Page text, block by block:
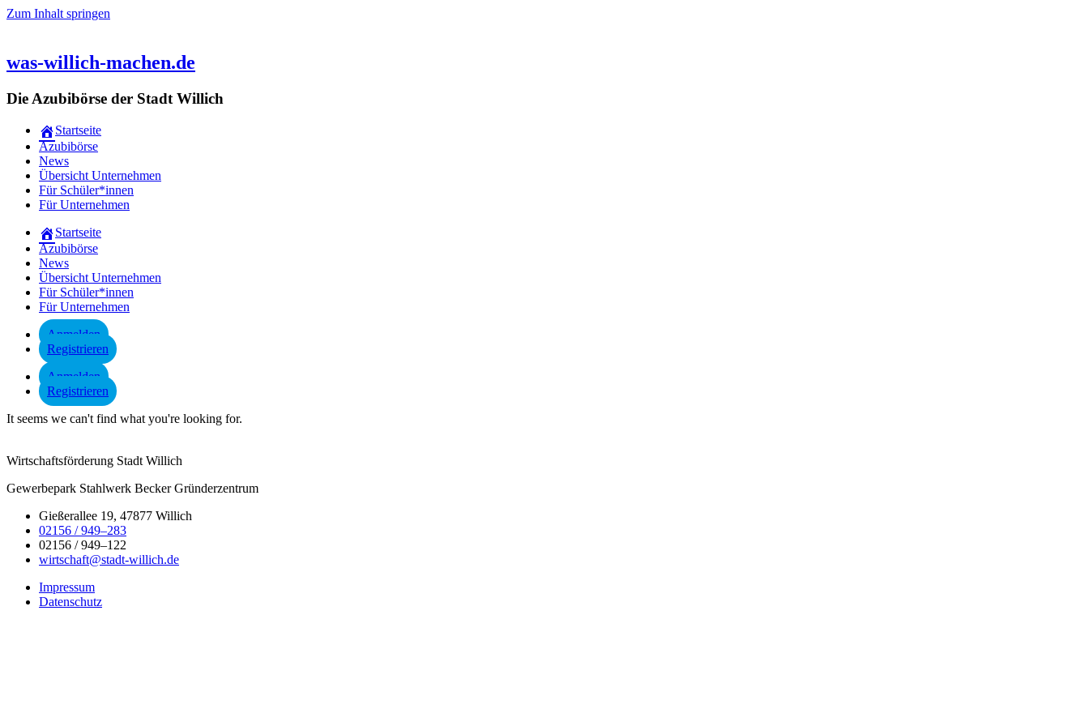
Zum Inhalt springen
was-willich-machen.de
Die Azubibörse der Stadt Willich
Startseite
Azubibörse
News
Übersicht Unternehmen
Für Schüler*innen
Für Unternehmen
Startseite
Azubibörse
News
Übersicht Unternehmen
Für Schüler*innen
Für Unternehmen
Anmelden
Registrieren
Anmelden
Registrieren
It seems we can't find what you're looking for.
Wirtschaftsförderung Stadt Willich
Gewerbepark Stahlwerk Becker Gründerzentrum
Gießerallee 19, 47877 Willich
02156 / 949–283
02156 / 949–122
wirtschaft@stadt-willich.de
Impressum
Datenschutz